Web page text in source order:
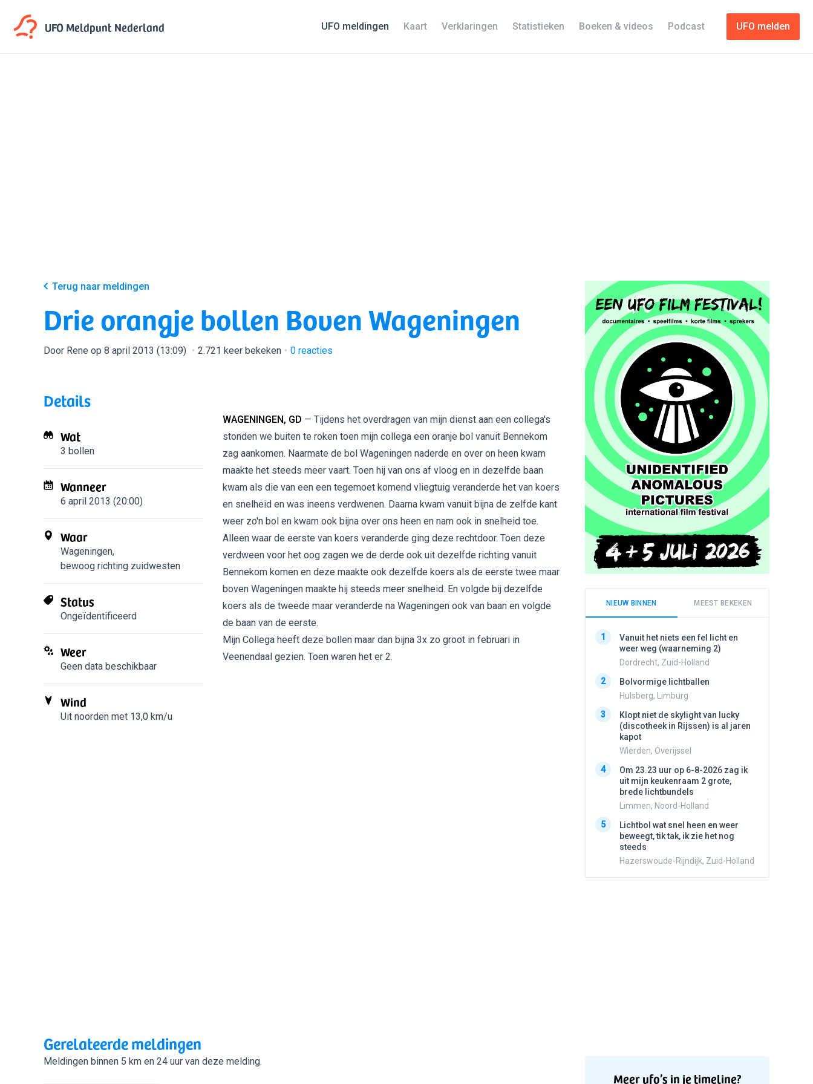
UFO MeldpuntNederland UFO melden
UFO meldingen Kaart Verklaringen Statistieken Boeken & videos Podcast
Terug naar meldingen
Drie orangje bollen Boven Wageningen
Door Rene op 8 april 2013 (13:09) 2.721 keer bekeken 0 reacties
Details
Wat
3 bollen
Wanneer
6 april 2013 (20:00)
Waar
Wageningen,
bewoog richting zuidwesten
Status
Ongeïdentificeerd
Weer
Geen data beschikbaar
Wind
Uit noorden met 13,0 km/u
WAGENINGEN, GD — Tijdens het overdragen van mijn dienst aan een collega's
stonden we buiten te roken toen mijn collega een oranje bol vanuit Bennekom
zag aankomen. Naarmate de bol Wageningen naderde en over on heen kwam
maakte het steeds meer vaart. Toen hij van ons af vloog en in dezelfde baan
kwam als die van een een tegemoet komend vliegtuig veranderde het van koers
en snelheid en was ineens verdwenen. Daarna kwam vanuit bijna de zelfde kant
weer zo'n bol en kwam ook bijna over ons heen en nam ook in snelheid toe.
Alleen waar de eerste van koers veranderde ging deze rechtdoor. Toen deze
verdween voor het oog zagen we de derde ook uit dezelfde richting vanuit
Bennekom komen en deze maakte ook dezelfde koers als de eerste twee maar
boven Wageningen maakte hij steeds meer snelheid. En volgde bij dezelfde
koers als de tweede maar veranderde na Wageningen ook van baan en volgde
de baan van de eerste.
Mijn Collega heeft deze bollen maar dan bijna 3x zo groot in februari in
Veenendaal gezien. Toen waren het er 2.
Gerelateerde meldingen
Meldingen binnen 5 km en 24 uur van deze melding.
NIEUW BINNEN MEEST BEKEKEN
1
Vanuit het niets een fel licht en
weer weg (waarneming 2)
Dordrecht, Zuid-Holland
2
Bolvormige lichtballen
Hulsberg, Limburg
3
Klopt niet de skylight van lucky
(discotheek in Rijssen) is al jaren
kapot
Wierden, Overijssel
4
Om 23.23 uur op 6-8-2026 zag ik
uit mijn keukenraam 2 grote,
brede lichtbundels
Limmen, Noord-Holland
5
Lichtbol wat snel heen en weer
beweegt, tik tak, ik zie het nog
steeds
Hazerswoude-Rijndijk, Zuid-Holland
Meer ufo’s in je timeline?